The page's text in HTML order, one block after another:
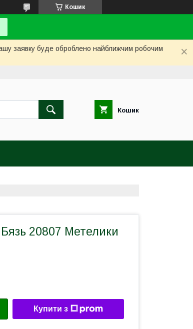
Кошик
заявку буде оброблено найближчим робочим
Кошик
20807 Метелики
Купити з